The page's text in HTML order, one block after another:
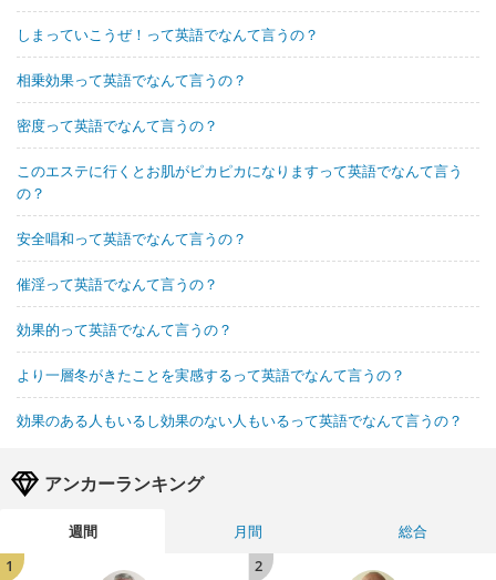
しまっていこうぜ！って英語でなんて言うの？
相乗効果って英語でなんて言うの？
密度って英語でなんて言うの？
このエステに行くとお肌がピカピカになりますって英語でなんて言う
の？
安全唱和って英語でなんて言うの？
催淫って英語でなんて言うの？
効果的って英語でなんて言うの？
より一層冬がきたことを実感するって英語でなんて言うの？
効果のある人もいるし効果のない人もいるって英語でなんて言うの？
アンカーランキング
週間 月間
総合
1
2